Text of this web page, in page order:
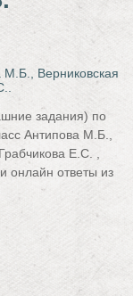
М.Б., Верниковская
задания) по
Антипова М.Б.,
Е.С. ,
онлайн ответы из